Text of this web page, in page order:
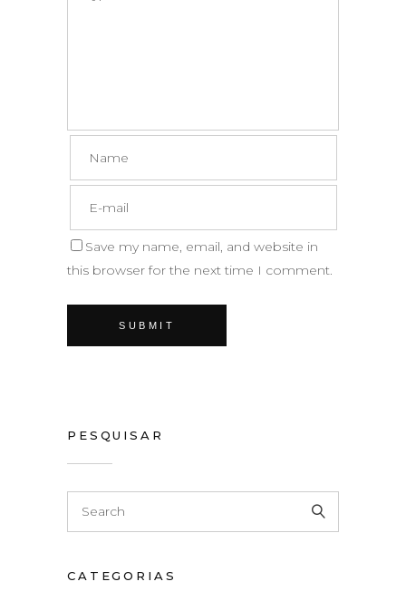
Save my name, email, and website in
this browser for the next time I comment.
PESQUISAR
CATEGORIAS